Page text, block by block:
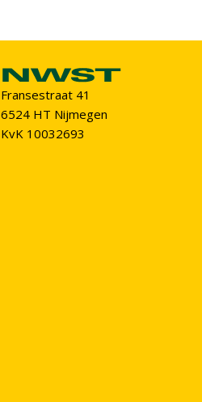
Fransestraat 41
6524 HT Nijmegen
KvK 10032693